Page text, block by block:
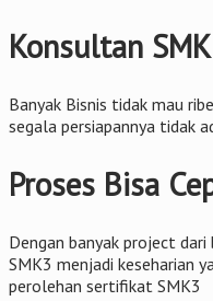
Konsultan
Banyak Bisnis tidak mau
segala persiapannya tidak
Proses Bisa
Dengan banyak project
SMK3 menjadi keseharian
perolehan sertifikat SMK3